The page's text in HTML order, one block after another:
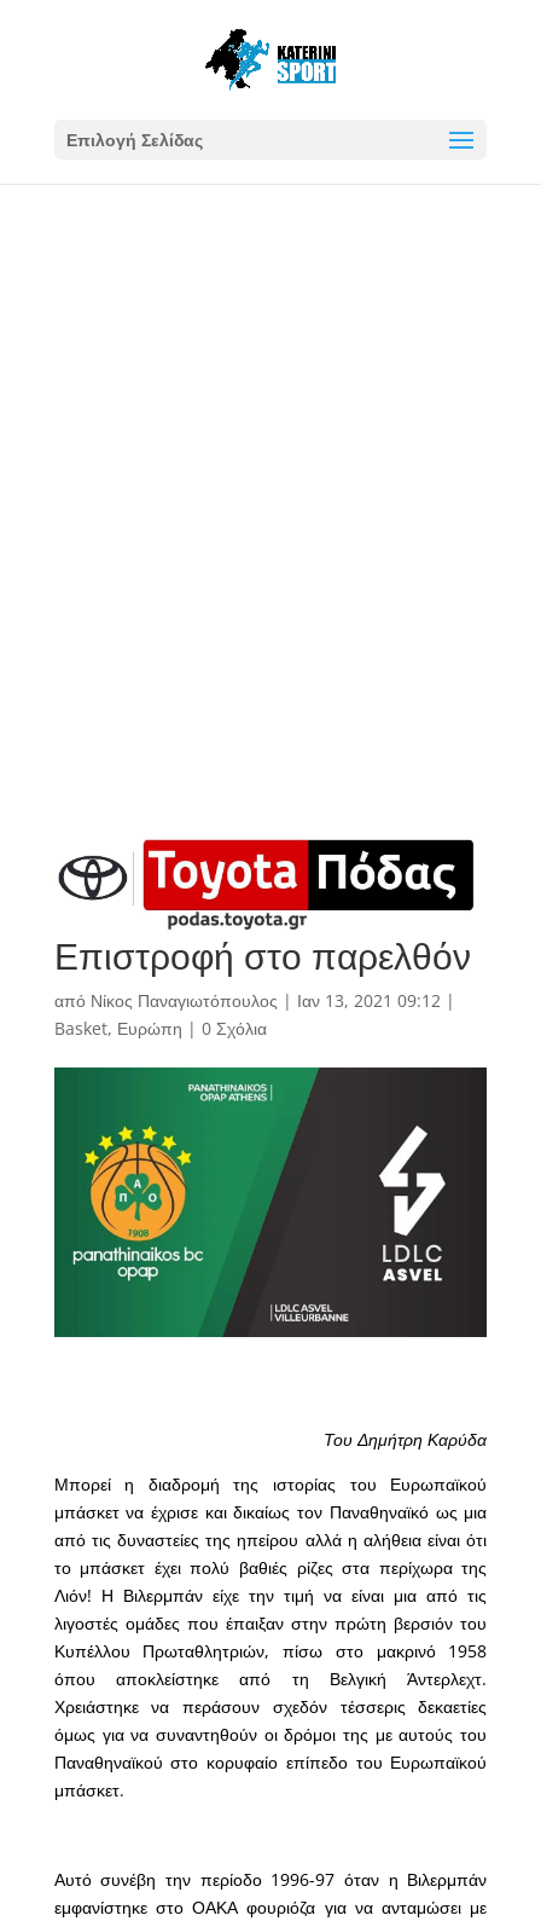
Επιλογή Σελίδας
Επιστροφή στο παρελθόν
από Νίκος Παναγιωτόπουλος | Ιαν 13, 2021 09:12|
Basket, Ευρώπη | 0 Σχόλια
Του Δημήτρη Καρύδα
Μπορεί η διαδρομή της ιστορίας του Ευρωπαϊκού
μπάσκετ να έχρισε και δικαίως τον Παναθηναϊκό ως μια
από τις δυναστείες της ηπείρου αλλά η αλήθεια είναι ότι
το μπάσκετ έχει πολύ βαθιές ρίζες στα περίχωρα της
Λιόν! Η Βιλερμπάν είχε την τιμή να είναι μια από τις
λιγοστές ομάδες που έπαιξαν στην πρώτη βερσιόν του
Κυπέλλου Πρωταθλητριών, πίσω στο μακρινό 1958
όπου αποκλείστηκε από τη Βελγική Άντερλεχτ.
Χρειάστηκε να περάσουν σχεδόν τέσσερις δεκαετίες
όμως για να συναντηθούν οι δρόμοι της με αυτούς του
Παναθηναϊκού στο κορυφαίο επίπεδο του Ευρωπαϊκού
μπάσκετ.
Αυτό συνέβη την περίοδο 1996-97 όταν η Βιλερμπάν
εμφανίστηκε στο ΟΑΚΑ φουριόζα για να ανταμώσει με